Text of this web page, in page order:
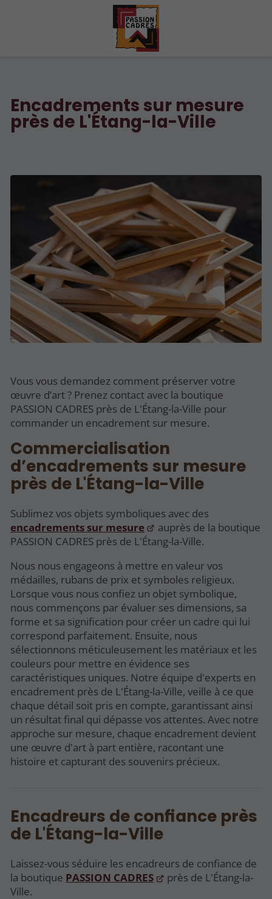
Encadrements sur mesure
près de L'Étang-la-Ville
Vous vous demandez comment préserver votre
œuvre d’art ? Prenez contact avec la boutique
PASSION CADRES près de L'Étang-la-Ville pour
commander un encadrement sur mesure.
Commercialisation
d’encadrements sur mesure
près de L'Étang-la-Ville
Sublimez vos objets symboliques avec des
encadrements sur mesure
auprès de la boutique
PASSION CADRES près de L'Étang-la-Ville.
Nous nous engageons à mettre en valeur vos
médailles, rubans de prix et symboles religieux.
Lorsque vous nous confiez un objet symbolique,
nous commençons par évaluer ses dimensions, sa
forme et sa signification pour créer un cadre qui lui
correspond parfaitement. Ensuite, nous
sélectionnons méticuleusement les matériaux et les
couleurs pour mettre en évidence ses
caractéristiques uniques. Notre équipe d'experts en
encadrement près de L'Étang-la-Ville, veille à ce que
chaque détail soit pris en compte, garantissant ainsi
un résultat final qui dépasse vos attentes. Avec notre
approche sur mesure, chaque encadrement devient
une œuvre d'art à part entière, racontant une
histoire et capturant des souvenirs précieux.
Encadreurs de confiance près
de L'Étang-la-Ville
Laissez-vous séduire les encadreurs de confiance de
la boutique PASSION CADRES
près de L'Étang-la-
Ville.